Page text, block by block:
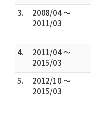
3.
2008/04 ～
2011/03
4.
2011/04 ～
2015/03
5.
2012/10 ～
2015/03